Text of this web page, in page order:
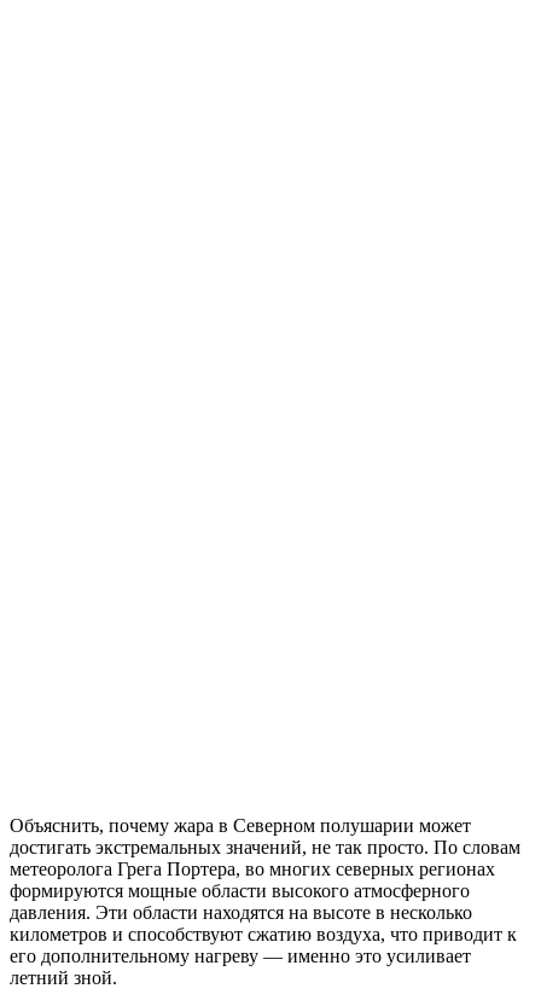
Объяснить, почему жара в Северном полушарии может
достигать экстремальных значений, не так просто. По словам
метеоролога Грега Портера, во многих северных регионах
формируются мощные области высокого атмосферного
давления. Эти области находятся на высоте в несколько
километров и способствуют сжатию воздуха, что приводит к
его дополнительному нагреву — именно это усиливает
летний зной.